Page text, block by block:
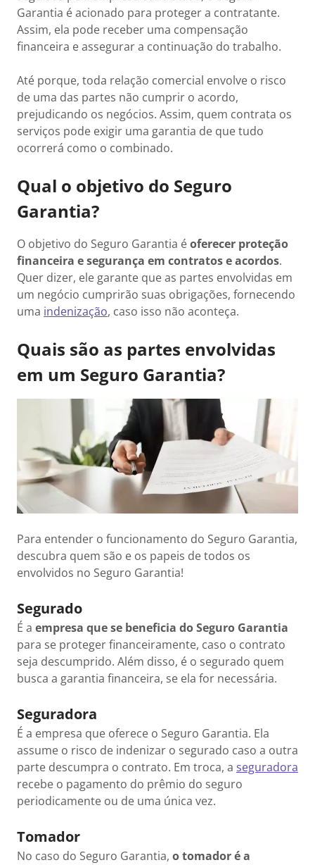
Garantia é acionado para proteger a contratante.
Assim, ela pode receber uma compensação
financeira e assegurar a continuação do trabalho.
Até porque, toda relação comercial envolve o risco
de uma das partes não cumprir o acordo,
prejudicando os negócios. Assim, quem contrata os
serviços pode exigir uma garantia de que tudo
ocorrerá como o combinado.
Qual o objetivo do Seguro
Garantia?
O objetivo do Seguro Garantia éoferecer proteção
financeira e segurança em contratos e acordos.
Quer dizer, ele garante que as partes envolvidas em
um negócio cumprirão suas obrigações, fornecendo
uma indenização, caso isso não aconteça.
Quais são as partes envolvidas
em um Seguro Garantia?
Para entender o funcionamento do Seguro Garantia,
descubra quem são e os papeis de todos os
envolvidos no Seguro Garantia!
Segurado
É a empresa que se beneficia do Seguro Garantia
para se proteger financeiramente, caso o contrato
seja descumprido. Além disso, é o segurado quem
busca a garantia financeira, se ela for necessária.
Seguradora
É a empresa que oferece o Seguro Garantia. Ela
assume o risco de indenizar o segurado caso a outra
parte descumpra o contrato. Em troca, a seguradora
recebe o pagamento do prêmio do seguro
periodicamente ou de uma única vez.
Tomador
No caso do Seguro Garantia, o tomador é a